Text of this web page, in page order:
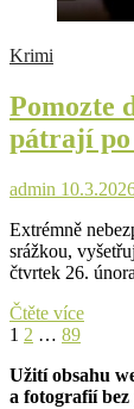
Krimi
Pomozte
pátrají
admin
Extrémně
srážkou,
čtvrtek 26.
Čtěte více
pátrají
příspěvků
Page
1 Page
2 … Page
89Next
Užití obsahu
a fotografií bez